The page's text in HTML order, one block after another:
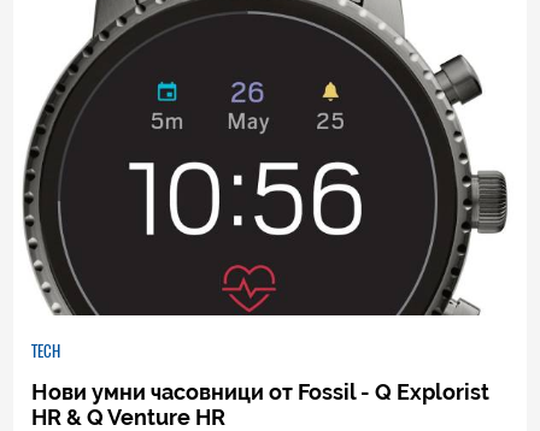
TECH
Нови умни часовници от Fossil - Q Explorist
HR & Q Venture HR